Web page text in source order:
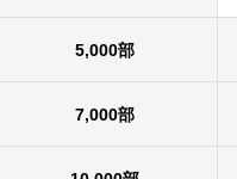
5,000部
7,000部